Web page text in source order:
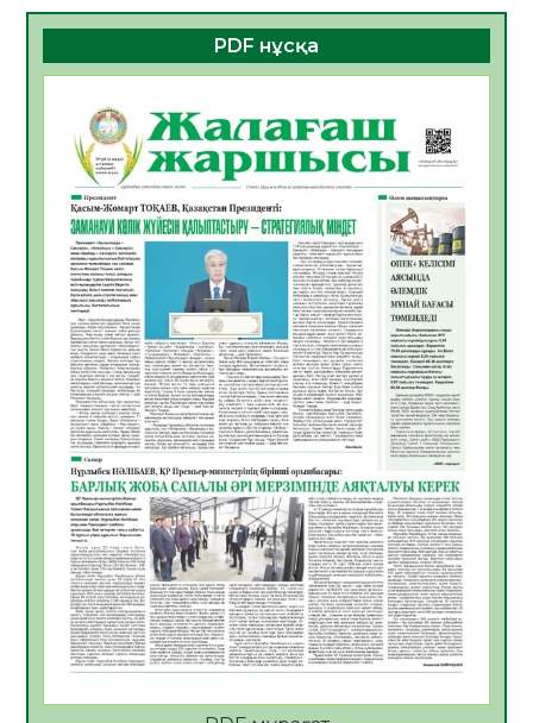
06.08.2026
37 0
ҚҰРЫЛТАЙ САЙЛАУЫ – БОЛАШАҚҚА
БАСТАР ЖАУАПТЫ ТАҢДАУ
06.08.2026
Инфекциялық ауруларға қарсы иммундау
жұмыстарының тиімділігі
06.08.2026
41
Көкжөтел ауруы туралы
06.08.2026
37
АПВ вакцинасы туралы мәлімет
06.08.2026
37
Open Air: Қызылорда облысы полиция
департаменті 20 мыңнан астам
көрерменнің қауіпсіздігін қамтамасыз етті
06.08.2026
49
ҚЫЗЫЛОРДАДА «САНАЛЫ ҰРПАҚ –
ЖАРҚЫН БОЛАШАҚ» АТТЫ КЕҢЕЙТІЛГЕН
МӘЖІЛІС ӨТТІ
05.08.2026
50
Қазақстан Орталық Азиядағы көшуге ең
PDF нұсқа